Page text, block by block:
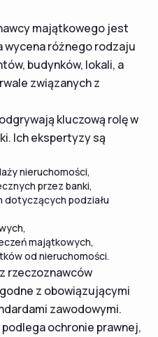
majątkowego jest
różnego rodzaju
budynków, lokali, a
związanych z
kluczową rolę w
Ich ekspertyzy są
nieruchomości,
przez banki,
dotyczących podziału
majątkowych,
od nieruchomości.
rzeczoznawców
z obowiązującymi
zawodowymi.
ochronie prawnej,